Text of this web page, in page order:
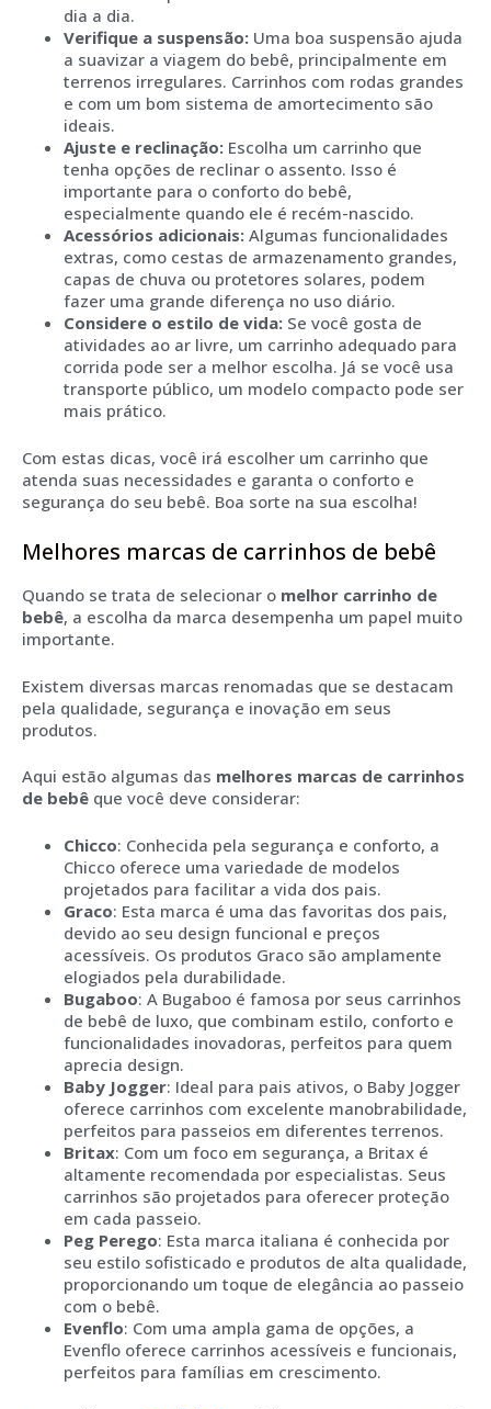
dia a dia.
Verifique a suspensão:Uma boa suspensão ajuda
a suavizar a viagem do bebê, principalmente em
terrenos irregulares. Carrinhos com rodas grandes
e com um bom sistema de amortecimento são
ideais.
Ajuste e reclinação:Escolha um carrinho que
tenha opções de reclinar o assento. Isso é
importante para o conforto do bebê,
especialmente quando ele é recém-nascido.
Acessórios adicionais:Algumas funcionalidades
extras, como cestas de armazenamento grandes,
capas de chuva ou protetores solares, podem
fazer uma grande diferença no uso diário.
Considere o estilo de vida:Se você gosta de
atividades ao ar livre, um carrinho adequado para
corrida pode ser a melhor escolha. Já se você usa
transporte público, um modelo compacto pode ser
mais prático.
Com estas dicas, você irá escolher um carrinho que
atenda suas necessidades e garanta o conforto e
segurança do seu bebê. Boa sorte na sua escolha!
Melhores marcas de carrinhos de bebê
Quando se trata de selecionar o melhor carrinho de
bebê, a escolha da marca desempenha um papel muito
importante.
Existem diversas marcas renomadas que se destacam
pela qualidade, segurança e inovação em seus
produtos.
Aqui estão algumas das melhores marcas de carrinhos
de bebê que você deve considerar:
Chicco: Conhecida pela segurança e conforto, a
Chicco oferece uma variedade de modelos
projetados para facilitar a vida dos pais.
Graco: Esta marca é uma das favoritas dos pais,
devido ao seu design funcional e preços
acessíveis. Os produtos Graco são amplamente
elogiados pela durabilidade.
Bugaboo: A Bugaboo é famosa por seus carrinhos
de bebê de luxo, que combinam estilo, conforto e
funcionalidades inovadoras, perfeitos para quem
aprecia design.
Baby Jogger: Ideal para pais ativos, o Baby Jogger
oferece carrinhos com excelente manobrabilidade,
perfeitos para passeios em diferentes terrenos.
Britax: Com um foco em segurança, a Britax é
altamente recomendada por especialistas. Seus
carrinhos são projetados para oferecer proteção
em cada passeio.
Peg Perego: Esta marca italiana é conhecida por
seu estilo sofisticado e produtos de alta qualidade,
proporcionando um toque de elegância ao passeio
com o bebê.
Evenflo: Com uma ampla gama de opções, a
Evenflo oferece carrinhos acessíveis e funcionais,
perfeitos para famílias em crescimento.